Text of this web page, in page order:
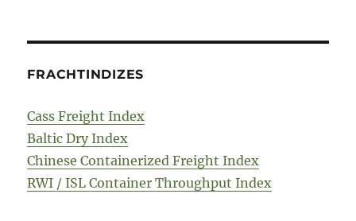
FRACHTINDIZES
Cass Freight Index
Baltic Dry Index
Chinese Containerized Freight Index
RWI / ISL Container Throughput Index